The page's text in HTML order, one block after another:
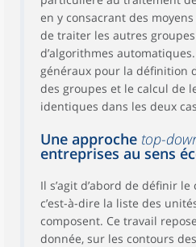
en y consacrant des
de traiter les autres
d’algorithmes
généraux pour la définition
des groupes et le calcul de
identiques dans les deux
Une approche top-
entreprises au sens
Il s’agit d’abord de définir
c’est-à-dire la liste des
composent. Ce travail
donnée, sur les contours